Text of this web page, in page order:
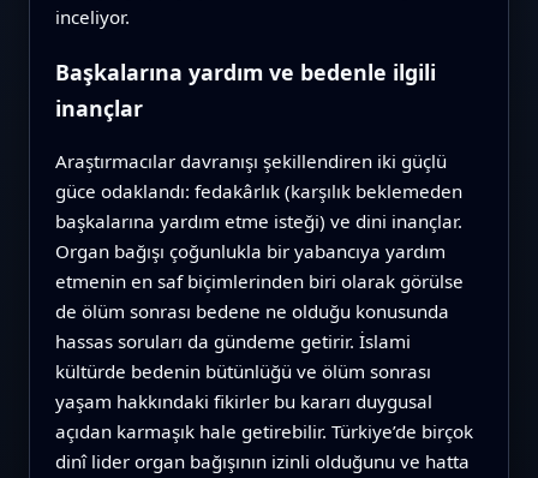
inceliyor.
Başkalarına yardım ve bedenle ilgili
inançlar
Araştırmacılar davranışı şekillendiren iki güçlü
güce odaklandı: fedakârlık (karşılık beklemeden
başkalarına yardım etme isteği) ve dini inançlar.
Organ bağışı çoğunlukla bir yabancıya yardım
etmenin en saf biçimlerinden biri olarak görülse
de ölüm sonrası bedene ne olduğu konusunda
hassas soruları da gündeme getirir. İslami
kültürde bedenin bütünlüğü ve ölüm sonrası
yaşam hakkındaki fikirler bu kararı duygusal
açıdan karmaşık hale getirebilir. Türkiye’de birçok
dinî lider organ bağışının izinli olduğunu ve hatta